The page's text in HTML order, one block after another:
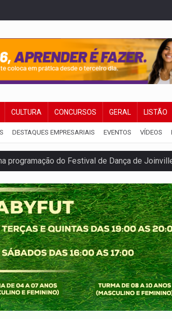
CULTURA CONCURSOS GERAL LISTÃO
DESTAQUES EMPRESARIAIS EVENTOS VÍDEOS
programação do Festival de Dança de
de digitação' em declaração de patrimônio
adicional de incentivo com efeitos
Eletrônico Nº 12/2026 - UASG 200095
de drogas em fundo falso de caminhão
na promoção de dia dos Pais
na frente de comércio
primeiro júri popular